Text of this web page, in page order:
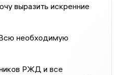
выразить искренние
необходимую
РЖД и все